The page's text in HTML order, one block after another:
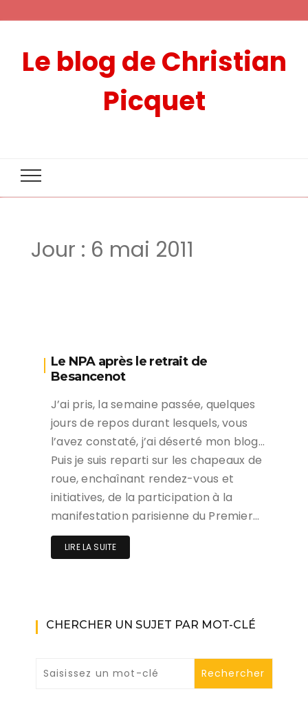
Le blog de Christian
Picquet
Jour : 6 mai 2011
Le NPA après le retrait de
Besancenot
J’ai pris, la semaine passée, quelques
jours de repos durant lesquels, vous
l’avez constaté, j’ai déserté mon blog…
Puis je suis reparti sur les chapeaux de
roue, enchaînant rendez-vous et
initiatives, de la participation à la
manifestation parisienne du Premier…
LIRE LA SUITE
CHERCHER UN SUJET PAR MOT-CLÉ